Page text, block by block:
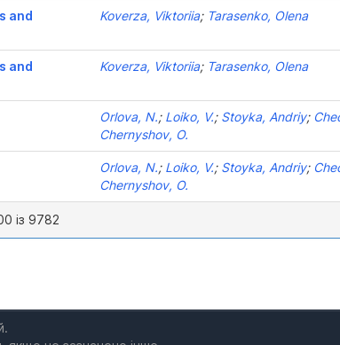
and
Koverza, Viktoriia; Tarasenko, Olena
and
Koverza, Viktoriia; Tarasenko, Olena
Orlova, N.; Loiko, V.; Stoyka, Andriy;
Chernyshov, O.
Orlova, N.; Loiko, V.; Stoyka, Andriy;
Chernyshov, O.
із 9782